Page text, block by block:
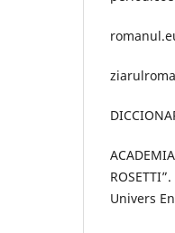
Univers